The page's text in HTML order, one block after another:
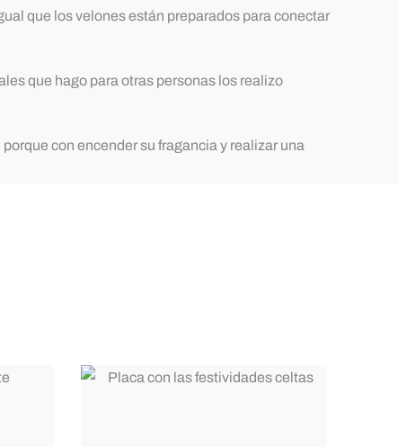
que los velones están preparados para conectar
que hago para otras personas los realizo
con encender su fragancia y realizar una